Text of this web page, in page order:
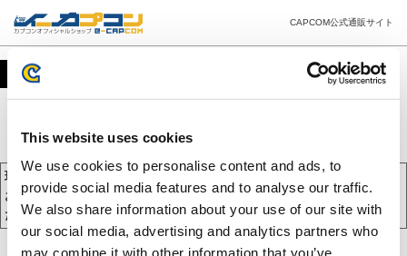
This website uses cookies
We use cookies to personalise content and ads, to
provide social media features and to analyse our traffic.
We also share information about your use of our site with
our social media, advertising and analytics partners who
may combine it with other information that you’ve
CAPCOM公式通販サイト
カート
現在、カートには商品が入っておりません。
お買い物を続けるには下の 「お買い物を続ける」 をクリックしてく
ださい。